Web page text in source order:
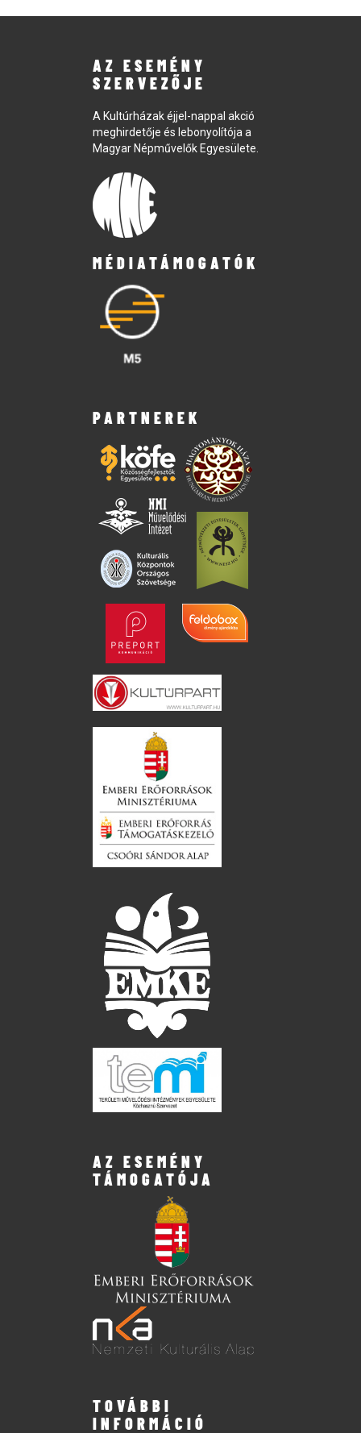
AZ ESEMÉNY
SZERVEZŐJE
A Kultúrházak éjjel-nappal akció
meghirdetője és lebonyolítója a
Magyar Népművelők Egyesülete.
MÉDIATÁMOGATÓK
PARTNEREK
AZ ESEMÉNY
TÁMOGATÓJA
TOVÁBBI
INFORMÁCIÓ